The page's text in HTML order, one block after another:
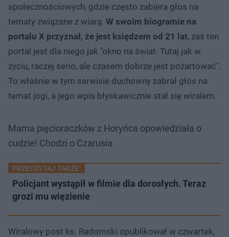
społecznościowych, gdzie często zabiera głos na
tematy związane z wiarą. W swoim biogramie na
portalu X przyznał, że jest księdzem od 21 lat, zaś ten
portal jest dla niego jak "okno na świat. Tutaj jak w
życiu, raczej serio, ale czasem dobrze jest pożartować".
To właśnie w tym serwisie duchowny zabrał głos na
temat jogi, a jego wpis błyskawicznie stał się wiralem.
Mama pięcioraczków z Horyńca opowiedziała o
cudzie! Chodzi o Czarusia
PRZECZYTAJ TAKŻE:
Policjant wystąpił w filmie dla dorosłych. Teraz
grozi mu więzienie
Wiralowy post ks. Radomski opublikował w czwartek,